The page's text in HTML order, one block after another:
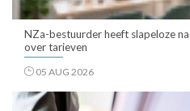
NZa-bestuurder heeft slapeloze
over tarieven
05 AUG 2026